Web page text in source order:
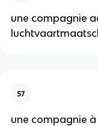
une compagnie
57
une compagnie